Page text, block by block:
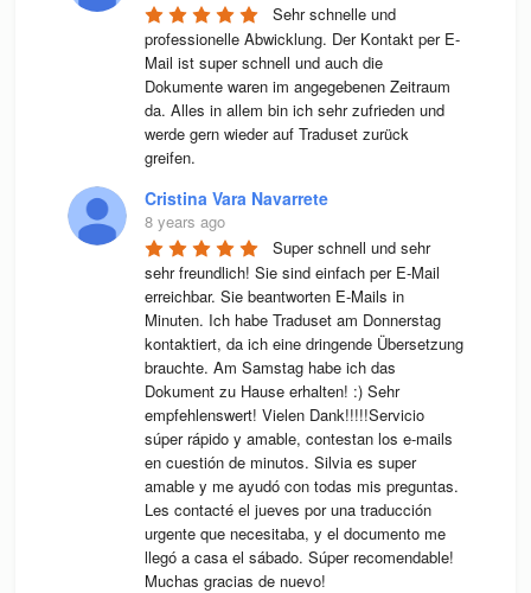
Sehr schnelle und
professionelle Abwicklung. Der Kontakt per E-
Mail ist super schnell und auch die
Dokumente waren im angegebenen Zeitraum
da. Alles in allem bin ich sehr zufrieden und
werde gern wieder auf Traduset zurück
greifen.
Cristina Vara Navarrete
8 years ago
Super schnell und sehr
sehr freundlich! Sie sind einfach per E-Mail
erreichbar. Sie beantworten E-Mails in
Minuten. Ich habe Traduset am Donnerstag
kontaktiert, da ich eine dringende Übersetzung
brauchte. Am Samstag habe ich das
Dokument zu Hause erhalten! :) Sehr
empfehlenswert! Vielen Dank!!!!!Servicio
súper rápido y amable, contestan los e-mails
en cuestión de minutos. Silvia es super
amable y me ayudó con todas mis preguntas.
Les contacté el jueves por una traducción
urgente que necesitaba, y el documento me
llegó a casa el sábado. Súper recomendable!
Muchas gracias de nuevo!